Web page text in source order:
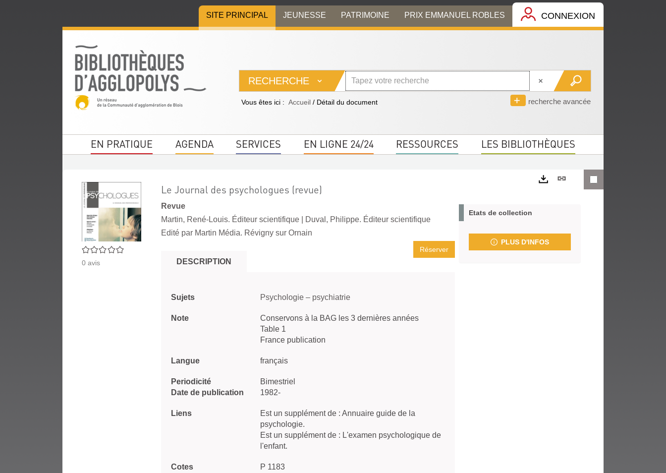
menu
contenu
la
SITE PRINCIPAL JEUNESSE PATRIMOINE PRIX EMMANUEL ROBLES CONNEXION
RECHERCHE
recherche avancée
Vous êtes ici : Accueil / Détail du document
EN PRATIQUE AGENDA SERVICES EN LIGNE 24/24 RESSOURCES LES BIBLIOTHÈQUES
0/5
0 avis
Le Journal des psychologues (revue)
Revue
Martin, René-Louis. Éditeur scientifique
Duval, Philippe. Éditeur scientifique
Edité par Martin Média. Révigny sur Ornain
Réserver
DESCRIPTION
Sujets Psychologie – psychiatrie
Note
Conservons à la BAG les 3 dernières années
Table 1
France publication
Langue français
Periodicité
Bimestriel
Date de publication
1982-
Liens
Est un supplément de : Annuaire guide de la
psychologie.
Est un supplément de : L'examen psychologique de
l'enfant.
Cotes
P 1183
Lien
Etats de collection
PLUS D'INFOS